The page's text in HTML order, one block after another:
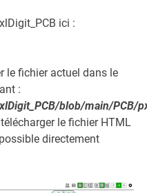
ici :
le fichier actuel dans le
:
blob/main/PCB/
le fichier HTML
directement